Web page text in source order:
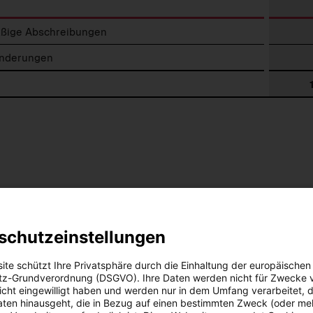
Abschreibungen
zur
10.
schützt Ihre Privatsphäre durch die Einhaltung der europäischen
Grundverordnung (DSGVO). Ihre Daten werden nicht für Zwecke
eingewilligt haben und werden nur in dem Umfang verarbeitet,
hinausgeht, die in Bezug auf einen bestimmten Zweck (oder